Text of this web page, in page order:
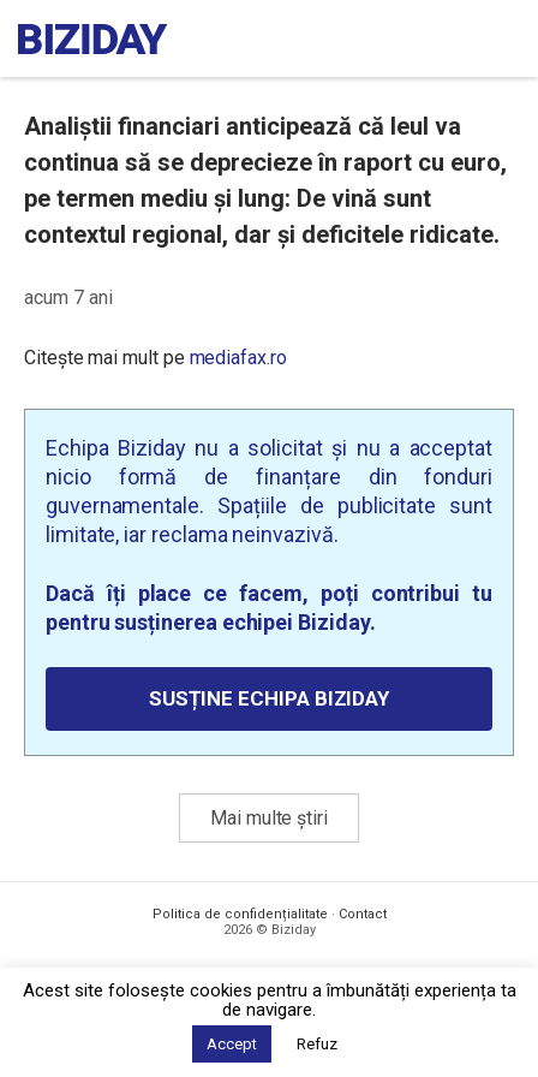
Analiștii financiari anticipează că leul va
continua să se deprecieze în raport cu euro,
pe termen mediu și lung: De vină sunt
contextul regional, dar și deficitele ridicate.
acum 7 ani
Citește mai mult pe mediafax.ro
Echipa Biziday nu a solicitat și nu a acceptat
nicio formă de finanțare din fonduri
guvernamentale. Spațiile de publicitate sunt
limitate, iar reclama neinvazivă.
Dacă îți place ce facem, poți contribui tu
pentru susținerea echipei Biziday.
SUSȚINE ECHIPA BIZIDAY
Mai multe știri
Politica de confidențialitate · Contact
2026 © Biziday
Acest site foloseşte cookies pentru a îmbunătăți experiența ta
de navigare.
Accept Refuz